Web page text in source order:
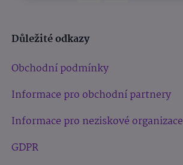
Důležité odkazy
Obchodní podmínky
Informace pro obchodní partnery
Informace pro neziskové organizace
GDPR